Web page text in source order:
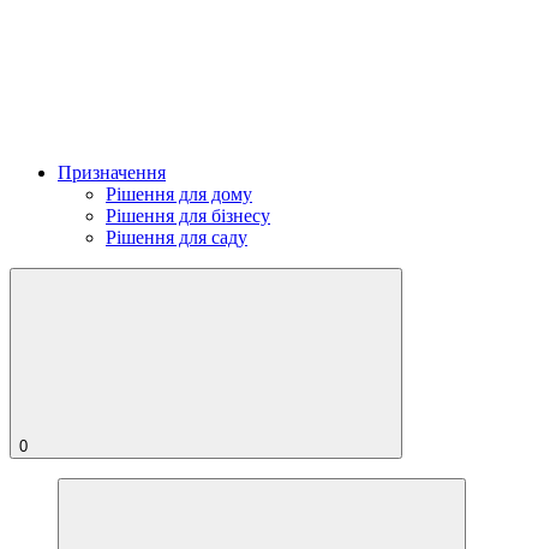
Призначення
Рішення для дому
Рішення для бізнесу
Рішення для саду
0